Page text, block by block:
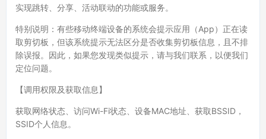
实现跳转、分享、活动联动的功能或服务。
特别说明：有些移动终端设备的系统会提示应用（App）正在读
取剪切板，但该系统提示无法区分是否收集剪切板信息，且不排
除误报。因此，如果您发现类似提示，请与我们联系，以便我们
定位问题。
【调用权限及获取信息】
获取网络状态、访问Wi-Fi状态、设备MAC地址、获取BSSID，
SSID个人信息。